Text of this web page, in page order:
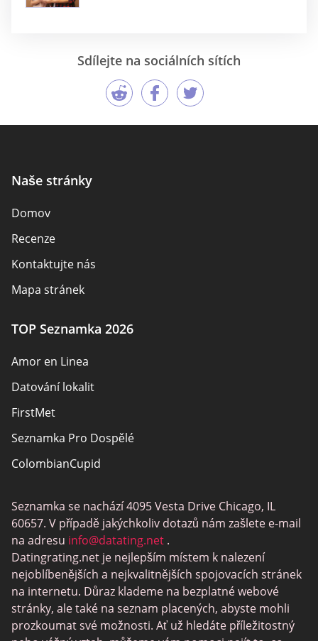
Sdílejte na sociálních sítích
Naše stránky
Domov
Recenze
Kontaktujte nás
Mapa stránek
TOP Seznamka 2026
Amor en Linea
Datování lokalit
FirstMet
Seznamka Pro Dospělé
ColombianCupid
MeetMindful
Seznamka BDSM
BBPeopleMeet
Stránky Sugar Daddy
JPeopleMeet
Seznamka se nachází 4095 Vesta Drive Chicago, IL
60657. V případě jakýchkoliv dotazů nám zašlete e-mail
na adresu info@datating.net .
Datingrating.net je nejlepším místem k nalezení
nejoblíbenějších a nejkvalitnějších spojovacích stránek
na internetu. Důraz klademe na bezplatné webové
stránky, ale také na seznam placených, abyste mohli
prozkoumat své možnosti. Ať už hledáte příležitostný